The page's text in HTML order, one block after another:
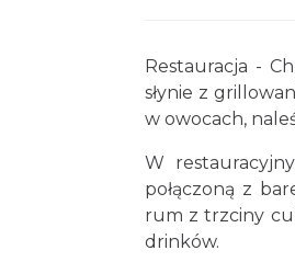
Restauracja -
słynie z
w owocach,
W
połączoną z
rum z trzciny
drinków.